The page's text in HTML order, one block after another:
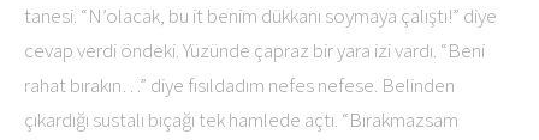
tanesi. “N’olacak, bu it benim dükkanı soymaya çalıştı!” diye
cevap verdi öndeki. Yüzünde çapraz bir yara izi vardı. “Beni
rahat bırakın…” diye fısıldadım nefes nefese. Belinden
çıkardığı sustalı bıçağı tek hamlede açtı. “Bırakmazsam